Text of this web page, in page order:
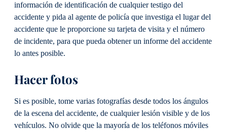
información de identificación de cualquier testigo del
accidente y pida al agente de policía que investiga el lugar del
accidente que le proporcione su tarjeta de visita y el número
de incidente, para que pueda obtener un informe del accidente
lo antes posible.
Hacer fotos
Si es posible, tome varias fotografías desde todos los ángulos
de la escena del accidente, de cualquier lesión visible y de los
vehículos. No olvide que la mayoría de los teléfonos móviles